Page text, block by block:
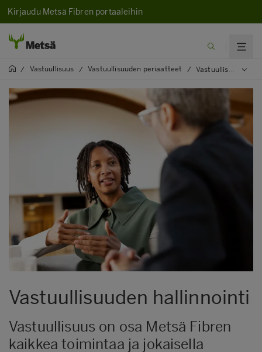
Kirjaudu Metsä Fibren portaaleihin
/ Vastuullisuus / Vastuullisuuden periaatteet / Vastuullisuuden hallinnointi
Vastuullisuuden hallinnointi
Vastuullisuus on osa Metsä Fibren
kaikkea toimintaa ja jokaisella